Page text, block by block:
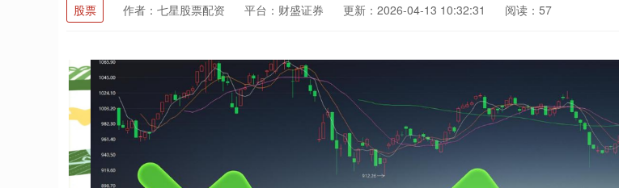
股票 作者：七星股票配资 平台：财盛证券 更新：2026-04-13 10:32:31 阅读：57